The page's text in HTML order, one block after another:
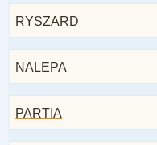
RYSZARD
NALEPA
PARTIA